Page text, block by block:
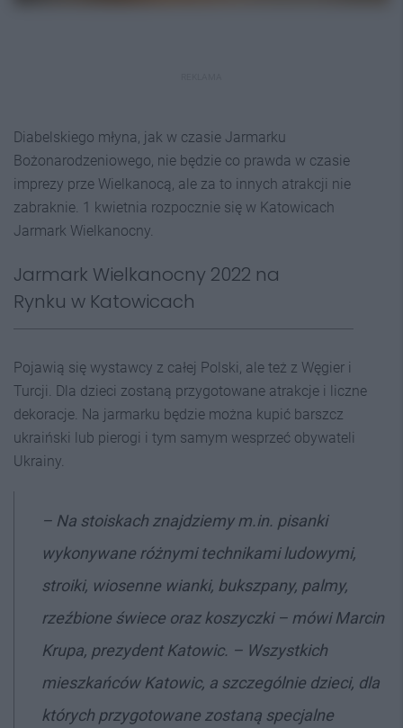
Diabelskiego młyna, jak w czasie Jarmarku
Bożonarodzeniowego, nie będzie co prawda w czasie
imprezy prze Wielkanocą, ale za to innych atrakcji nie
zabraknie. 1 kwietnia rozpocznie się w Katowicach
Jarmark Wielkanocny.
Jarmark Wielkanocny 2022 na
Rynku w Katowicach
Pojawią się wystawcy z całej Polski, ale też z Węgier i
Turcji. Dla dzieci zostaną przygotowane atrakcje i liczne
dekoracje. Na jarmarku będzie można kupić barszcz
ukraiński lub pierogi i tym samym wesprzeć obywateli
Ukrainy.
– Na stoiskach znajdziemy m.in. pisanki
wykonywane różnymi technikami ludowymi,
stroiki, wiosenne wianki, bukszpany, palmy,
rzeźbione świece oraz koszyczki – mówi Marcin
Krupa, prezydent Katowic. – Wszystkich
mieszkańców Katowic, a szczególnie dzieci, dla
których przygotowane zostaną specjalne